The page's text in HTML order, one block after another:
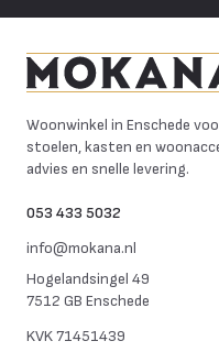
Woonwinkel in Enschede
stoelen, kasten en
advies en snelle levering.
053 433 5032
info@mokana.nl
Hogelandsingel 49
7512 GB Enschede
KVK71451439